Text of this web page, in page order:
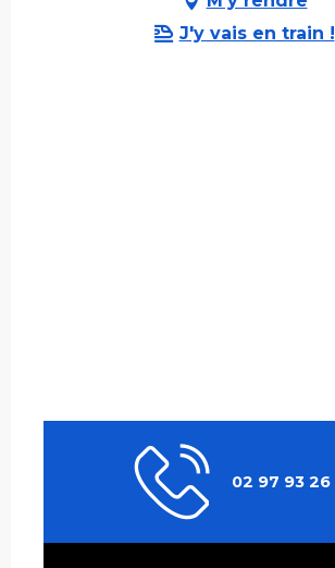
J'y vais en train !
02 97 93 26